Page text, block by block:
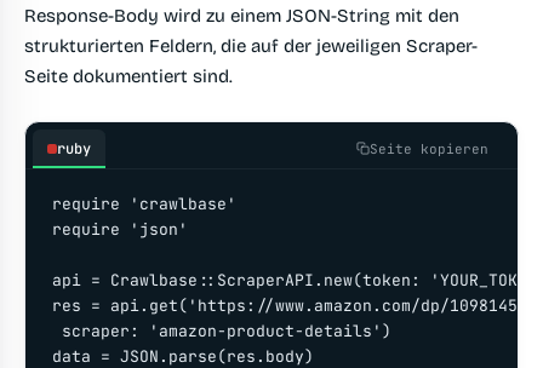
Response-Body wird zu einem JSON-String mit den
strukturierten Feldern, die auf der jeweiligen Scraper-
Seite dokumentiert sind.
ruby Seite kopieren
require 'crawlbase'
require 'json'
api = Crawlbase::ScraperAPI.new(token:
res = api.get('https://www.amazon.com/dp/
scraper: 'amazon-product-details')
data = JSON.parse(res.body)